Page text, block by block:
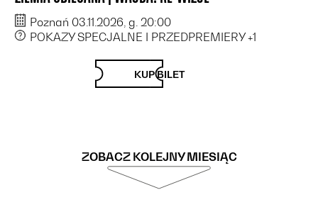
Poznań 03.11.2026, g. 20:00
POKAZY SPECJALNE I PRZEDPREMIERY+1
KUP BILET
ZOBACZ KOLEJNY MIESIĄC